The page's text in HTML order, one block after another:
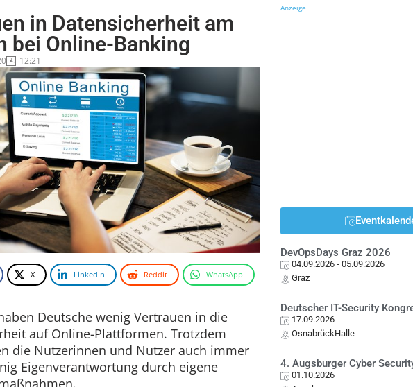
in Datensicherheit am
bei Online-Banking
12:21
X LinkedIn Reddit WhatsApp
Deutsche wenig Vertrauen in die
auf Online-Plattformen. Trotzdem
die Nutzerinnen und Nutzer auch immer
Eigenverantwortung durch eigene
Anzeige
DevOpsDays Graz 2026
04.09.2026 - 05.09.2026
Graz
Deutscher IT-Security
17.09.2026
OsnabrückHalle
4. Augsburger Cyber
01.10.2026